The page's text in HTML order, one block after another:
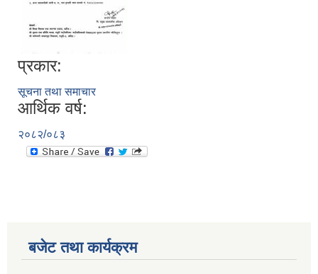
प्रकार:
सूचना तथा समाचार
आर्थिक वर्ष:
२०८२/०८३
बजेट तथा कार्यक्रम